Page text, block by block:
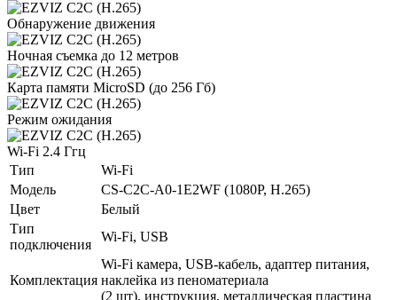
Обнаружение движения
Ночная съемка до 12 метров
Карта памяти MicroSD (до 256 Гб)
Режим ожидания
Wi-Fi 2.4 Ггц
Тип
Wi-Fi
Модель
CS-C2C-A0-1E2WF (1080P, H.265)
Цвет
Белый
Тип
подключения
Wi-Fi, USB
Комплектация
Wi-Fi камера, USB-кабель, адаптер питания,
наклейка из пеноматериала
(2 шт), инструкция, металлическая пластина